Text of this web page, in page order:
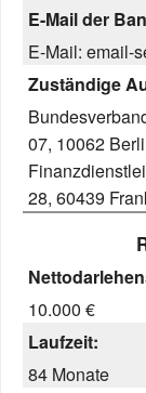
E-Mail der
E-Mail: email-
Zuständige
07, 10062
28, 60439
10.000 €
Laufzeit:
84 Monate